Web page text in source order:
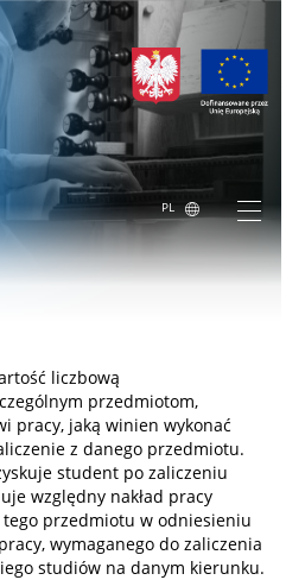
narzędzi
PL
liczbową
przedmiotom,
pracy, jaką winien wykonać
z danego przedmiotu.
student po zaliczeniu
względny nakład pracy
przedmiotu w odniesieniu
wymaganego do zaliczenia
studiów na danym kierunku.